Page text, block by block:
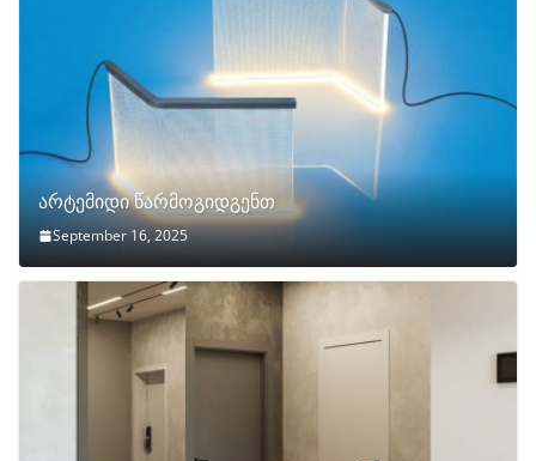
არტემიდი წარმოგიდგენთ
September 16, 2025